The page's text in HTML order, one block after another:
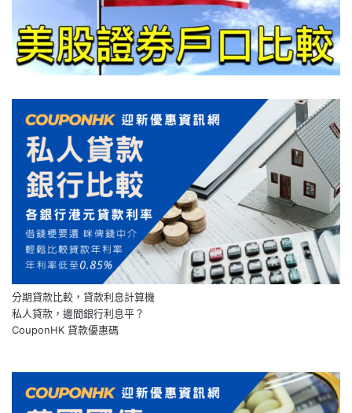
分期貸款比較，貸款利息計算機
私人貸款，邊間銀行利息平？
CouponHK 貸款優惠碼